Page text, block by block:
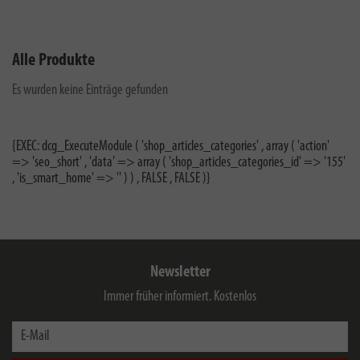
Alle Produkte
Es wurden keine Einträge gefunden
{EXEC: dcg_ExecuteModule ( 'shop_articles_categories' , array ( 'action'
=> 'seo_short' , 'data' => array ( 'shop_articles_categories_id' => '155'
, 'is_smart_home' => '' ) ) , FALSE , FALSE )}
Newsletter
Immer früher informiert. Kostenlos
E-Mail